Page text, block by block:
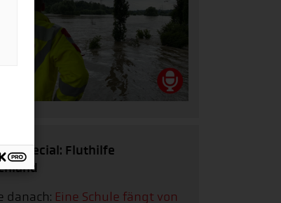
Special: Fluthilfe
danach: Eine Schule fängt von